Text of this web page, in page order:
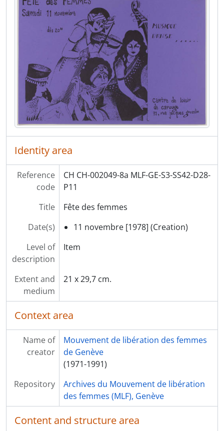
[Item] P24 - ILIS 8e Conférence (International Lesbian Information Service)
[Item] P25 - Cinéma et homosexualité
[Item] P26 - Homo-manif 81
[Item] P27 - Bal des Cyprinettes
[Item] P28 - Vive la lutte des détenues de Hindelbank
[Item] P29 - Tous les jours ras le viol
[Item] P30 - 14 juin Grève des femmes
[Item] P31 - Les femmes bras croisés, le pays perd pied!
[Item] P32 - Grève nationale des femmes
[Item] P33 - Fête des femmes
[Item] P34 - On appelle ça l'amour
[Item] P35 - Notre ventre est à nous!
[Item] P38 - Fight sterilization abuse
[Item] P39 - L'Echappée-Belle
[Item] P42 - Congrès des mauvaises mères
[Item] P43 - [Femmes et étrangers]
[Item] P40 - En tant que femmes [19]75
[Item] P44 - L'avortement libre
[Item] P47 - Une femme sans homme c'est comme un poisson sans bicyclette
[Item] P51 - Il fait froid dans le monde [...]
[Item] P52 - L'hétérosexualité c'est comme le coca-cola, c'est dégueulasse mais tout le monde en boit
[Item] P53 - Frauen in Nicaragua
[Item] P59 - [Bécassine]
[File] D31 - Manchettes
[Subseries] SS43 - Photographies
[Subseries] SS45 - Petit matériel
Identity area
Reference
code
CH CH-002049-8a MLF-GE-S3-SS42-D28-
P11
Title
Fête des femmes
Date(s)
11 novembre [1978] (Creation)
Level of
description
Item
Extent and
medium
21 x 29,7 cm.
Context area
Name of
creator
Mouvement de libération des femmes
de Genève
(1971-1991)
Repository
Archives du Mouvement de libération
des femmes (MLF), Genève
Content and structure area